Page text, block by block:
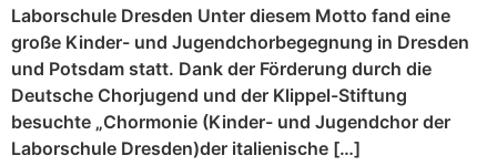
Laborschule Dresden Unter diesem Motto fand eine
große Kinder- und Jugendchorbegegnung in Dresden
und Potsdam statt. Dank der Förderung durch die
Deutsche Chorjugend und der Klippel-Stiftung
besuchte „Chormonie (Kinder- und Jugendchor der
Laborschule Dresden)der italienische […]